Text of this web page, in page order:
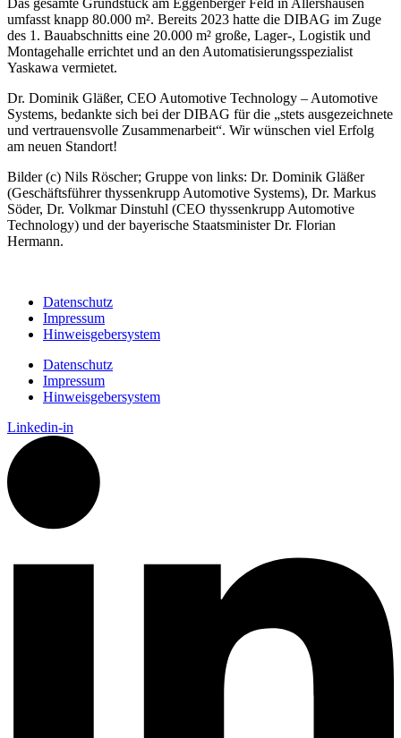
umfasst knapp 80.000 m². Bereits 2023 hatte die DIBAG im Zuge
des 1. Bauabschnitts eine 20.000 m² große, Lager-, Logistik und
Montagehalle errichtet und an den Automatisierungsspezialist
Yaskawa vermietet.
Dr. Dominik Gläßer, CEO Automotive Technology – Automotive
Systems, bedankte sich bei der DIBAG für die „stets ausgezeichnete
und vertrauensvolle Zusammenarbeit“. Wir wünschen viel Erfolg
am neuen Standort!
Bilder (c) Nils Röscher; Gruppe von links: Dr. Dominik Gläßer
(Geschäftsführer thyssenkrupp Automotive Systems), Dr. Markus
Söder, Dr. Volkmar Dinstuhl (CEO thyssenkrupp Automotive
Technology) und der bayerische Staatsminister Dr. Florian
Hermann.
Datenschutz
Impressum
Hinweisgebersystem
Datenschutz
Impressum
Hinweisgebersystem
Linkedin-in